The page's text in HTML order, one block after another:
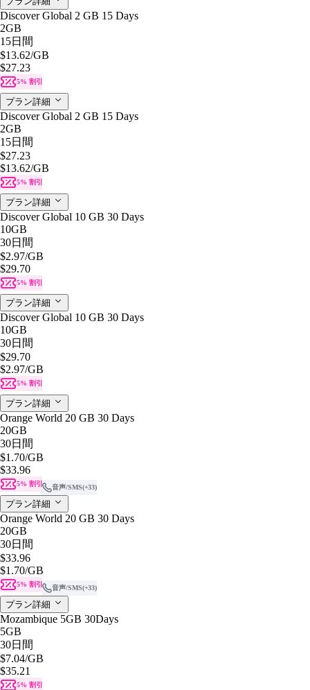
Discover Global 2 GB 15 Days
2GB
15日間
$13.62/GB
$27.23
5% 割引
プラン詳細
Discover Global 2 GB 15 Days
2GB
15日間
$27.23
$13.62/GB
5% 割引
プラン詳細
Discover Global 10 GB 30 Days
10GB
30日間
$2.97/GB
$29.70
5% 割引
プラン詳細
Discover Global 10 GB 30 Days
10GB
30日間
$29.70
$2.97/GB
5% 割引
プラン詳細
Orange World 20 GB 30 Days
20GB
30日間
$1.70/GB
$33.96
5% 割引 音声/SMS(+33)
プラン詳細
Orange World 20 GB 30 Days
20GB
30日間
$33.96
$1.70/GB
5% 割引 音声/SMS(+33)
プラン詳細
Mozambique 5GB 30Days
5GB
30日間
$7.04/GB
$35.21
5% 割引